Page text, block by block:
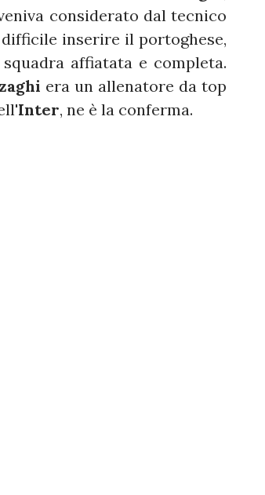
considerato dal tecnico
inserire il portoghese,
affiatata e completa.
era un allenatore da top
Inter, ne è la conferma.